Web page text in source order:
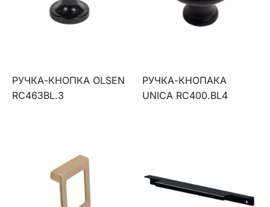
РУЧКА-КНОПКА OLSEN
RC463ВL.3
РУЧКА-КНОПАКА
UNICA RC400.BL4